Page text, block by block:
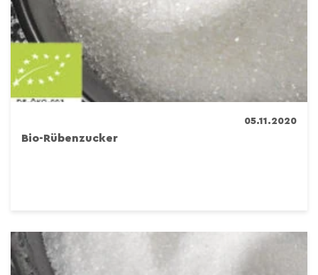
05.11.2020
Bio-Rübenzucker